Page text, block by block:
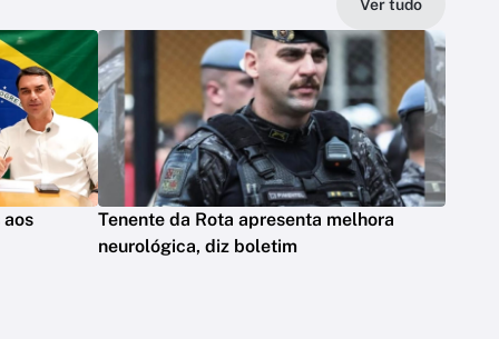
Ver tudo
Tenente da Rota apresenta melhora
neurológica, diz boletim